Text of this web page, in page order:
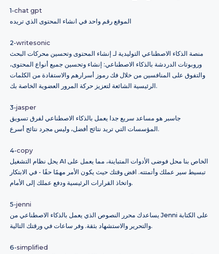
1-chat gpt
الموقع رقم واحد في انشاء المحتوى الذي تريده
2-writesonic
منصة الذكاء الاصطناعي التوليدية لـ إنشاء المحتوى وتحسين محركات البحث
وروبوتات الدردشة بالذكاء الاصطناعي: إنشاء وتحسين جميع أنواع المحتوى،
والتفوق على المنافسين من خلال فك رموز أسرارهم والاستفادة من الكلمات
الرئيسية الشائعة لتعزيز حركة المرور العضوية الخاصة بك.
3-jasper
جاسبر هو مساعد سريع جدا يعمل بالذكاء الاصطناعي لفرق تسويق
المؤسسات التي تريد نتائج أفضل، وليس مجرد نتائج أسرع.
4-copy
يحل نظام التشغيل AI الخاص بنا محل فوضى الأدوات المتباينة، مما يعمل على
تبسيط سير عملك وأتمتته. اقض وقتك حيث يكون الأمر مهمًا حقًا - في الابتكار
واتخاذ القرارات الرئيسية ودفع عملك إلى الأمام.
5-jenni
يساعدك محرر النصوص الذي يعمل بالذكاء الاصطناعي من Jenni على الكتابة
والتحرير والاستشهاد بثقة. وفر ساعات في ورقتك التالية.
6-simplified